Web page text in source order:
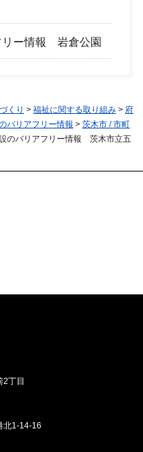
リー情報 岩倉公園
くり > 福祉に関する取り組み > 府
バリアフリー情報 > 茨木市 / 市町
のバリアフリー情報 茨木市立五
丁目
北1-14-16